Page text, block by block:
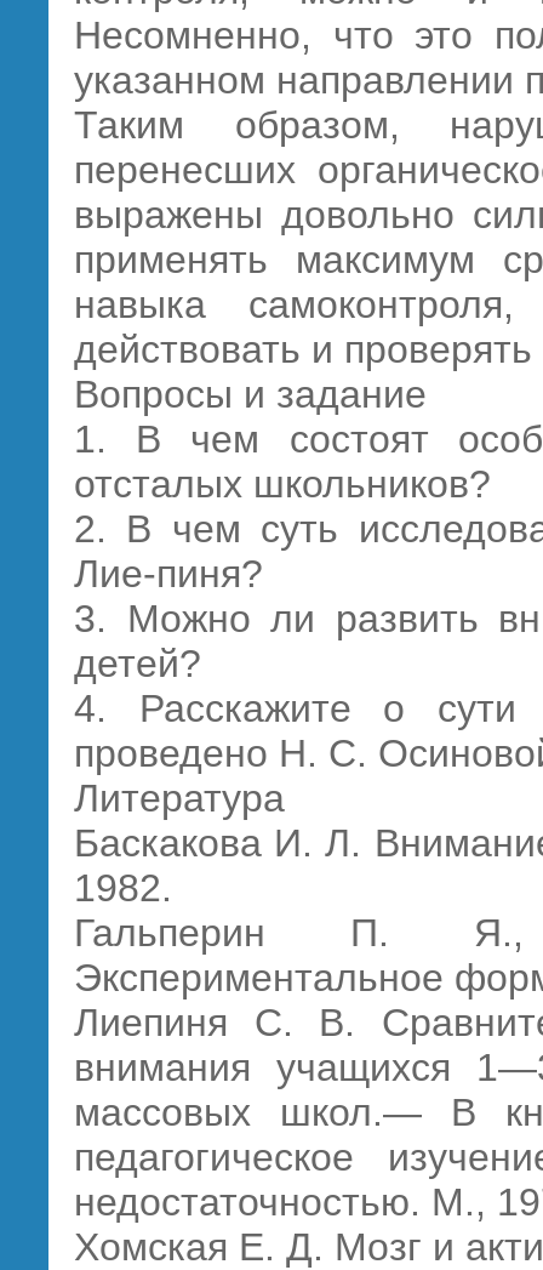
Несомненно, что это
указанном направлении
Таким образом,
перенесших
выражены довольно
применять максимум
навыка
действовать и
Вопросы и задание
1. В чем состоят
отсталых школьников?
2. В чем суть
Лие-пиня?
3. Можно ли развить
детей?
4. Расскажите о сути
проведено Н. С.
Литература
Баскакова И. Л.
1982.
Гальперин П.
Экспериментальное
Лиепиня С. В.
внимания учащихся
массовых школ.— В
педагогическое
недостаточностью. М.,
Хомская Е. Д. Мозг и